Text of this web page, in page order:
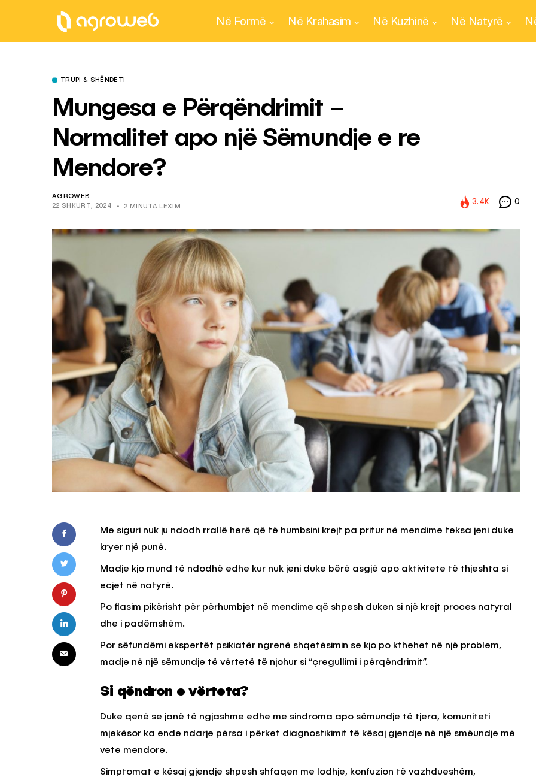
Në Formë Në Krahasim Në Kuzhinë Në Natyrë
TRUPI & SHËNDETI
Mungesa e Përqëndrimit –
Normalitet apo një Sëmundje e re
Mendore?
AGROWEB
22 SHKURT, 2024
2 MINUTA LEXIM
3.4K 0
Me siguri nuk ju ndodh rrallë herë që të humbsini krejt pa pritur në mendime teksa jeni duke
kryer një punë.
Madje kjo mund të ndodhë edhe kur nuk jeni duke bërë asgjë apo aktivitete të thjeshta si
ecjet në natyrë.
Po flasim pikërisht për përhumbjet në mendime që shpesh duken si një krejt proces natyral
dhe i padëmshëm.
Por sëfundëmi ekspertët psikiatër ngrenë shqetësimin se kjo po kthehet në një problem,
madje në një sëmundje të vërtetë të njohur si “çregullimi i përqëndrimit”.
Si qëndron e vërteta?
Duke qenë se janë të ngjashme edhe me sindroma apo sëmundje të tjera, komuniteti
mjekësor ka ende ndarje përsa i përket diagnostikimit të kësaj gjendje në një smëundje më
vete mendore.
Simptomat e kësaj gjendje shpesh shfaqen me lodhje, konfuzion të vazhdueshëm,
Letrën e Aluminit për Ruajtjen
e Ushqimeve
AGROWEB 7 QERSHOR, 2025
Vijnë Nga Akulloret e
AGROWEB 10 QERSHOR, 2025